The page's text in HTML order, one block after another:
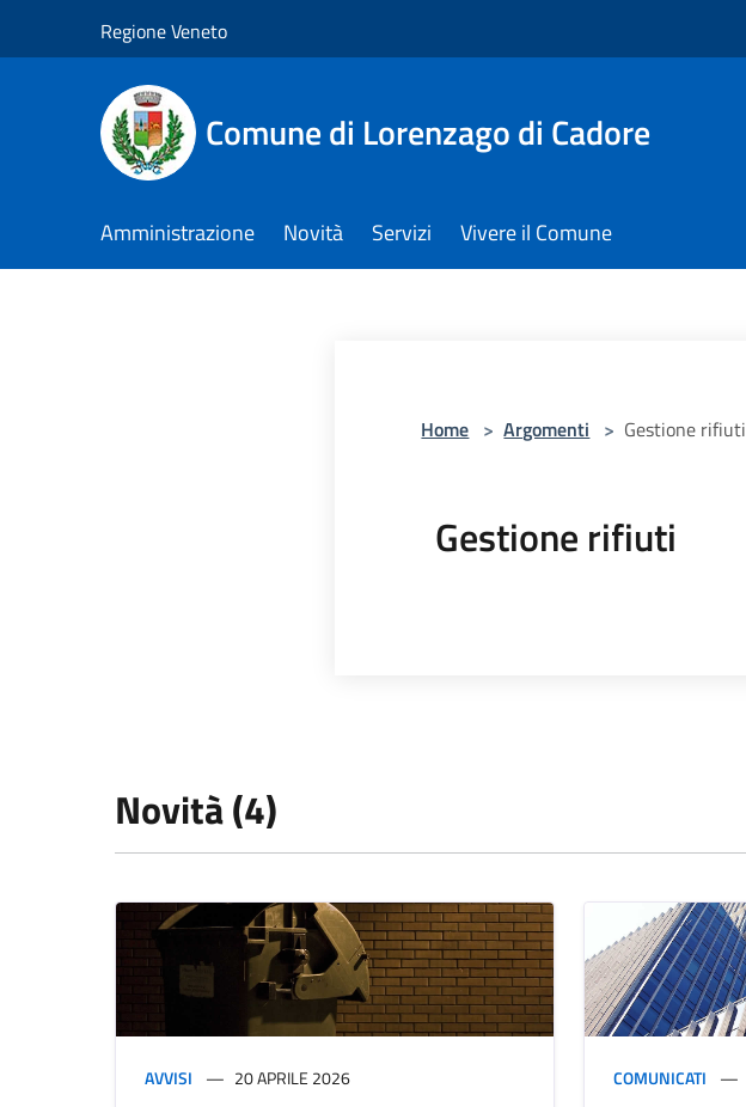
Regione Veneto
Comune di Lorenzago di Cadore
Amministrazione Novità Servizi Vivere il Comune
Home > Argomenti > Gestione rifiuti
Gestione rifiuti
Novità (4)
AVVISI 20 APRILE 2026 COMUNICATI